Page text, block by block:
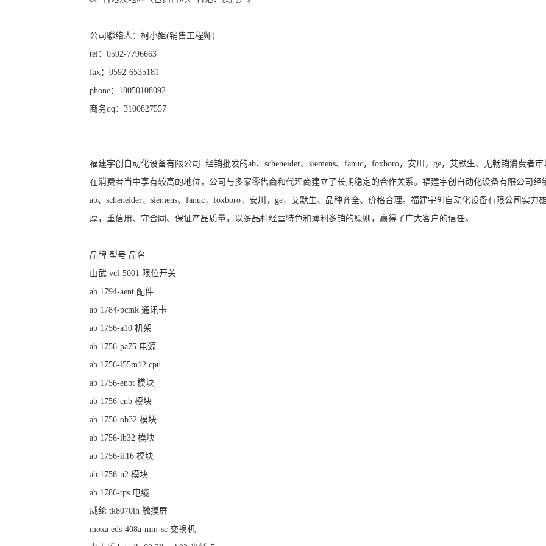
公司聯络人：柯小姐(销售工程师)
tel：0592-7796663
fax：0592-6535181
phone：18050108092
商务qq：3100827557
————————————————————————
福建宇创自动化设备有限公司 经销批发的ab、scheneider、siemens、fanuc，foxboro，安川，ge，艾默生、无畅销消费者市
在消费者当中享有较高的地位，公司与多家零售商和代理商建立了长期稳定的合作关系。福建宇创自动化设备有限公司经
ab、scheneider、siemens、fanuc，foxboro，安川，ge，艾默生、品种齐全、价格合理。福建宇创自动化设备有限公司实力
厚，重信用、守合同、保证产品质量，以多品种经营特色和薄利多销的原则，赢得了广大客户的信任。
品牌 型号 品名
山武 vcl-5001 限位开关
ab 1794-aent 配件
ab 1784-pcmk 通讯卡
ab 1756-a10 机架
ab 1756-pa75 电源
ab 1756-l55m12 cpu
ab 1756-enbt 模块
ab 1756-cnb 模块
ab 1756-ob32 模块
ab 1756-ib32 模块
ab 1756-if16 模块
ab 1756-n2 模块
ab 1786-tps 电缆
威纶 tk8070ih 触摸屏
moxa eds-408a-mm-sc 交换机